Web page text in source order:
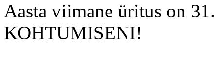
Aasta viimane üritus on
KOHTUMISENI!